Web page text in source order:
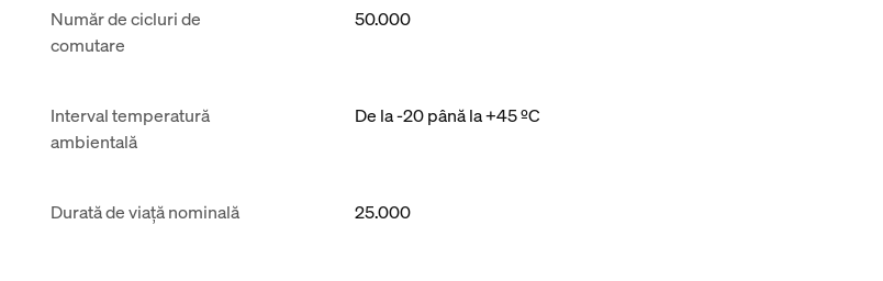
Număr de cicluri de
comutare
50.000
Interval temperatură
ambientală
De la -20 până la +45 ºC
Durată de viață nominală 25.000